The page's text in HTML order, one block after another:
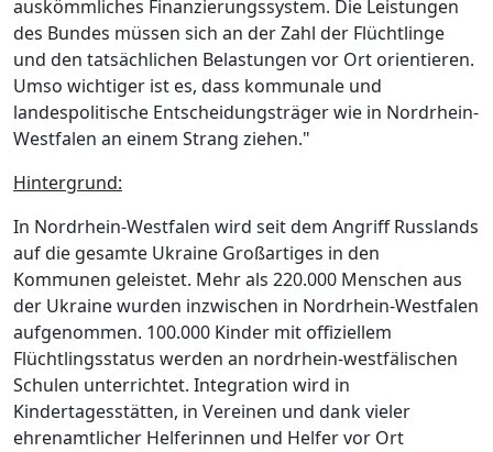
auskömmliches Finanzierungssystem. Die Leistungen
des Bundes müssen sich an der Zahl der Flüchtlinge
und den tatsächlichen Belastungen vor Ort orientieren.
Umso wichtiger ist es, dass kommunale und
landespolitische Entscheidungsträger wie in Nordrhein-
Westfalen an einem Strang ziehen."
Hintergrund:
In Nordrhein-Westfalen wird seit dem Angriff Russlands
auf die gesamte Ukraine Großartiges in den
Kommunen geleistet. Mehr als 220.000 Menschen aus
der Ukraine wurden inzwischen in Nordrhein-Westfalen
aufgenommen. 100.000 Kinder mit offiziellem
Flüchtlingsstatus werden an nordrhein-westfälischen
Schulen unterrichtet. Integration wird in
Kindertagesstätten, in Vereinen und dank vieler
ehrenamtlicher Helferinnen und Helfer vor Ort